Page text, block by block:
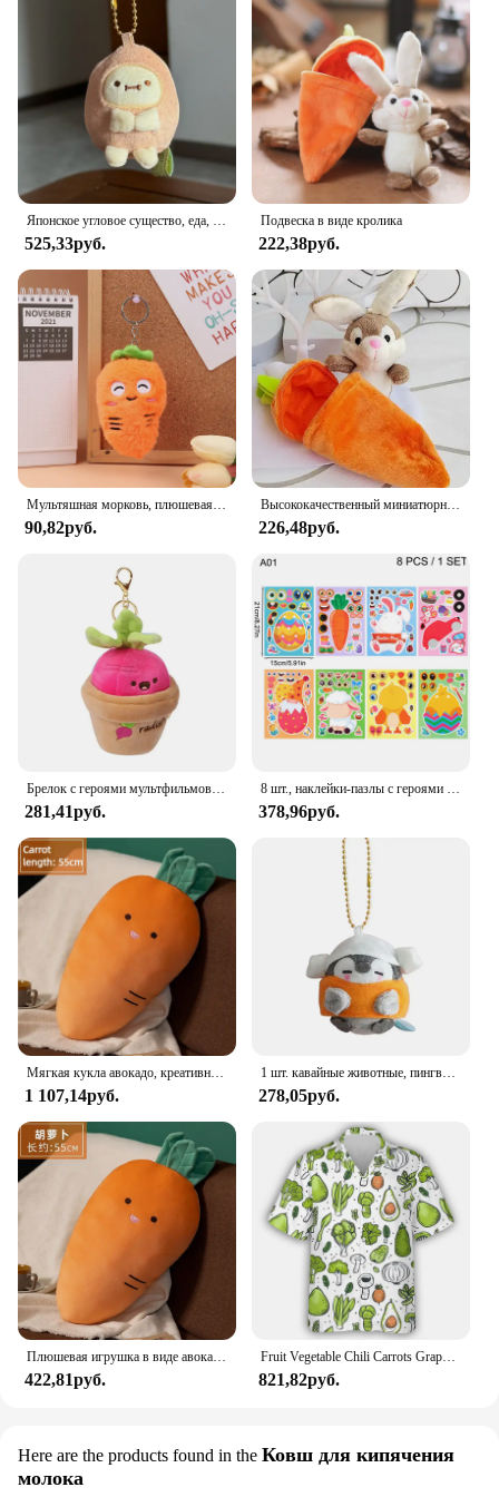
Японское угловое существо, еда, королевство, морковь, лук, жареные креветки, животное, овощная плюшевая кукла, кулон, кукла, подарок на день рождения для девочки
525,33руб.
Подвеска в виде кролика
222,38руб.
Мультяшная морковь, плюшевая игрушка, брелок, милая мягкая кукла, кулон, автомобильный брелок для ключей, рюкзак, сумка, декор, подарок для ребенка
90,82руб.
Высококачественный миниатюрный милый кролик в моркови, искусственное аниме, коричневый, виловый кролик, подвеска, мягкая кукла, подарок, кавайная кукла
226,48руб.
Брелок с героями мультфильмов, креативная кукла с овощами, морковью, мягкая кукла, мягкая кавайная пушистая плюшевая игрушка в горшке, брелок, детский подарок
281,41руб.
8 шт., наклейки-пазлы с героями мультфильмов, яйца, кролик, овца, морковь, цыпленок, наклейки для лица, детская игрушка-головоломка, пасхальная вечеринка, детский подарок
378,96руб.
Мягкая кукла авокадо, креативная новая плюшевая подушка для обеда, банана, моркови, грибная автомобильная подушка, кукла, подарок для подруги
1 107,14руб.
1 шт. кавайные животные, пингвин, плюшевые куклы, морковь, динозавр, мороженое, пингвин, мягкая плюшевая подвеска, брелок, игрушки, подарки для детей
278,05руб.
Плюшевая игрушка в виде авокадо, банана, моркови, грибов, декоративная подушка для сна, подушка для кровати, дивана, милая кукла, подарок на день рождения, для девочек и мальчиков, новая идея
422,81руб.
Fruit Vegetable Chili Carrots Graphic Shirts For Men Clothes Vegan Chef Tomatoes Cauliflower Beach Shirt Fashion Male Streetwear
821,82руб.
Here are the products found in the Ковш для кипячения
молока